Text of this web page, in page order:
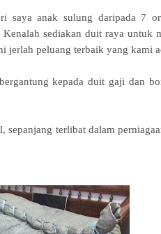
saya anak sulung daripada 7
sediakan duit raya untuk
jerlah peluang terbaik yang kami
kepada duit gaji dan
terlibat dalam